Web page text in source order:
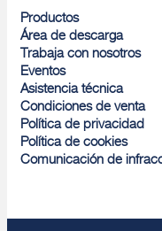
Productos
Área de descarga
Trabaja con nosotros
Eventos
Asistencia técnica
Condiciones de venta
Política de privacidad
Política de cookies
Comunicación de